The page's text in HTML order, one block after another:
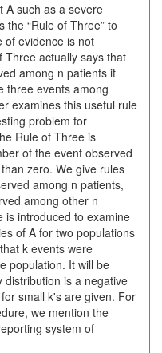
A such as a severe
“Rule of Three” to
of evidence is not
Three actually says that
among n patients it
three events among
examines this useful rule
problem for
Rule of Three is
of the event observed
zero. We give rules
among n patients,
among other n
is introduced to examine
of A for two populations
k events were
population. It will be
is a negative
small k's are given. For
we mention the
system of